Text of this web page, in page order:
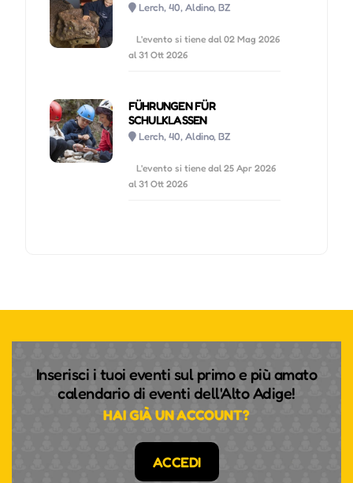
Lerch, 40, Aldino, BZ
L'evento si tiene dal 02 Mag 2026
al 31 Ott 2026
FÜHRUNGEN FÜR
SCHULKLASSEN
Lerch, 40, Aldino, BZ
L'evento si tiene dal 25 Apr 2026
al 31 Ott 2026
Inserisci i tuoi eventi sul primo e più amato
calendario di eventi dell'Alto Adige!
HAI GIÀ UN ACCOUNT?
ACCEDI